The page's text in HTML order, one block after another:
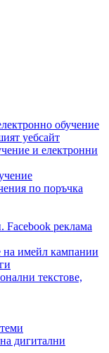
обучение
уебсайт
и електронни
по поръчка
реклама
на имейл кампании
текстове,
дигитални